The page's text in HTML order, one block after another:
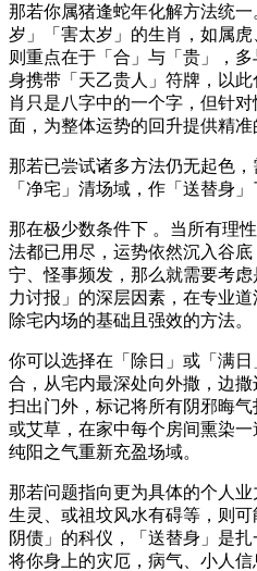
那若你属猪逢蛇年化解方法统
岁」「害太岁」的生肖，如属虎
则重点在于「合」与「贵」，
身携带「天乙贵人」符牌，以
肖只是八字中的一个字，但针
面，为整体运势的回升提供精准
那若已尝试诸多方法仍无起色
「净宅」清场域，作「送替身」
那在极少数条件下 。当所有理
法都已用尽，运势依然沉入谷
宁、怪事频发，那么就需要考
力讨报」的深层因素，在专业
除宅内场的基础且强效的方法。
你可以选择在「除日」或「满
合，从宅内最深处向外撒，边
扫出门外，标记将所有阴邪晦
或艾草，在家中每个房间熏染
纯阳之气重新充盈场域。
那若问题指向更为具体的个人
生灵、或祖坟风水有碍等，则
阴债」的科仪，「送替身」是
将你身上的灾厄，病气、小人